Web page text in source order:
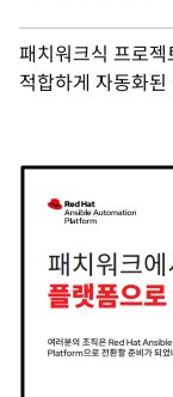
패치워크식 프로
적합하게 자동화